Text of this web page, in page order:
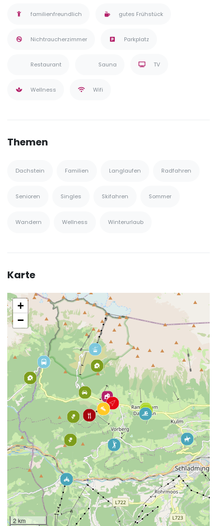
familienfreundlich gutes Frühstück
Nichtraucherzimmer Parkplatz
Restaurant Sauna TV
Wellness Wifi
Themen
Dachstein Familien Langlaufen Radfahren
Senioren Singles Skifahren Sommer
Wandern Wellness Winterurlaub
Karte
+
−
2 km